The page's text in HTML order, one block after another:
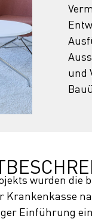
und
wurden die
Krankenkasse
Einführung